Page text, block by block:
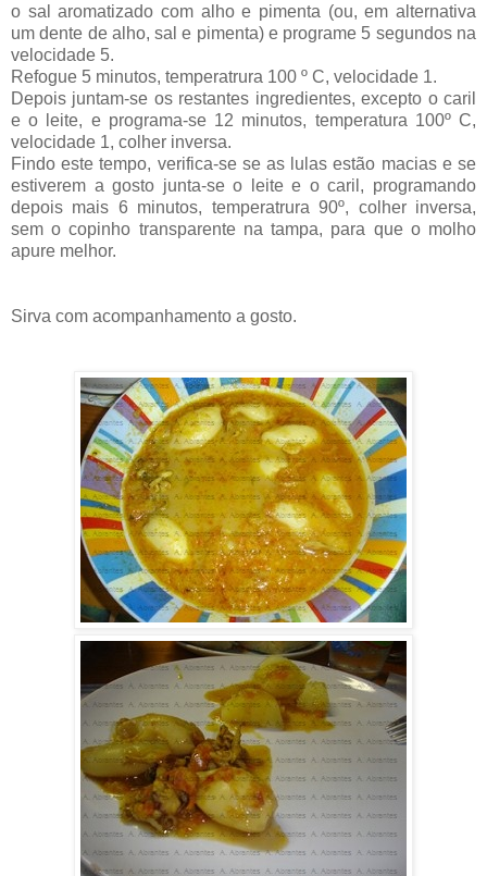
o sal aromatizado com alho e pimenta (ou, em alternativa
um dente de alho, sal e pimenta) e programe 5 segundos na
velocidade 5.
Refogue 5 minutos, temperatrura 100 º C, velocidade 1.
Depois juntam-se os restantes ingredientes, excepto o caril
e o leite, e programa-se 12 minutos, temperatura 100º C,
velocidade 1, colher inversa.
Findo este tempo, verifica-se se as lulas estão macias e se
estiverem a gosto junta-se o leite e o caril, programando
depois mais 6 minutos, temperatrura 90º, colher inversa,
sem o copinho transparente na tampa, para que o molho
apure melhor.
Sirva com acompanhamento a gosto.